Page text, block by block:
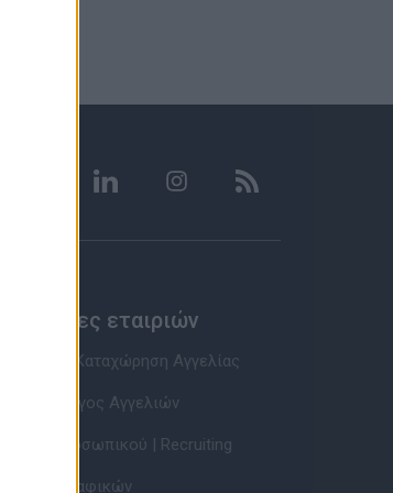
Υπηρεσίες εταιριών
Εγγραφή & Καταχώρηση Αγγελίας
Τιμοκατάλογος Αγγελιών
Εύρεση Προσωπικού | Recruiting
Βάση Βιογραφικών